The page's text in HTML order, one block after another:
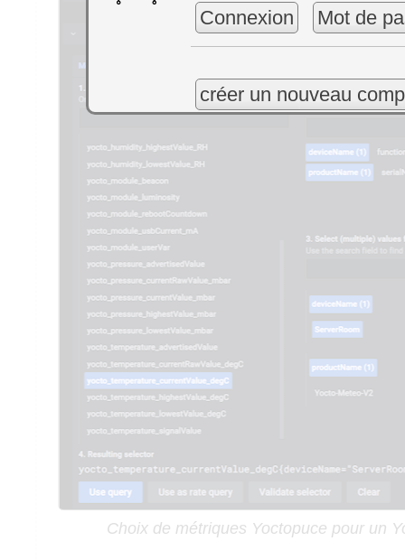
Connexion Mot de
créer un nouveau
Choix de métriques Yoctopuce pour un